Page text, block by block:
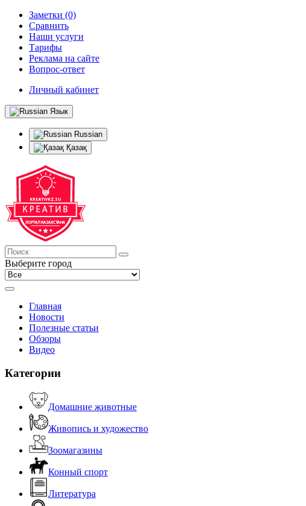
Заметки (0)
Сравнить
Наши услуги
Тарифы
Реклама на сайте
Вопрос-ответ
Личный кабинет
Язык
Russian
Қазақ
Выберите город
Главная
Новости
Полезные статьи
Обзоры
Видео
Категории
Домашние животные
Живопись и художество
Зоомагазины
Конный спорт
Литература